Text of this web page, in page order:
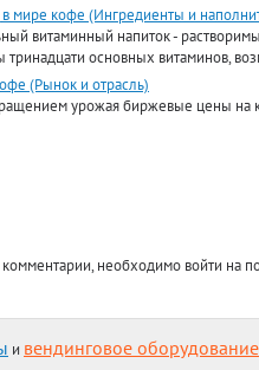
мире кофе (Ингредиенты и
витаминный напиток -
тринадцати основных витаминов,
(Рынок и отрасль)
урожая биржевые цены на
комментарии, необходимо войти на
и вендинговое оборудование